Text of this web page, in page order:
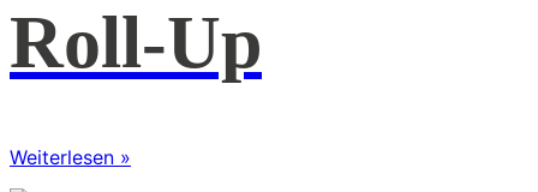
Roll-Up
Weiterlesen »